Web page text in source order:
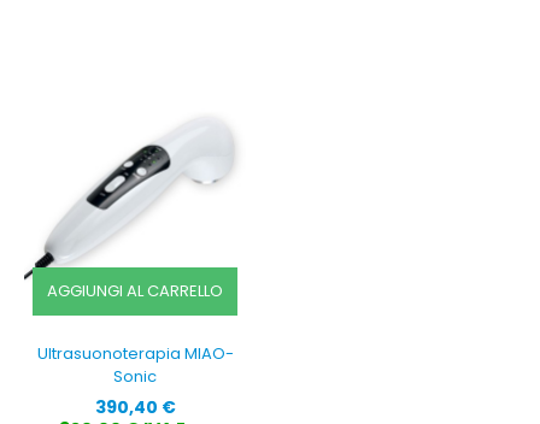
AGGIUNGI AL CARRELLO
Ultrasuonoterapia MIAO-
Sonic
Prezzo
390,40 €